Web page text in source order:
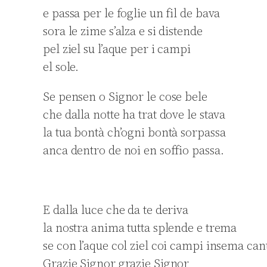
e passa per le foglie un fil de bava
sora le zime s’alza e si distende
pel ziel su l’aque per i campi
el sole.
Se pensen o Signor le cose bele
che dalla notte ha trat dove le stava
la tua bontà ch’ogni bontà sorpassa
anca dentro de noi en soffio passa.
E dalla luce che da te deriva
la nostra anima tutta splende e trema
se con l’aque col ziel coi campi insema
Grazie Signor grazie Signor